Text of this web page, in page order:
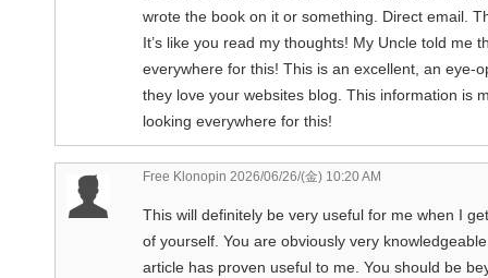
wrote the book on it or something. Direct email.
It’s like you read my thoughts! My Uncle told me
everywhere for this! This is an excellent, an eye-
they love your websites blog. This information is
looking everywhere for this!
Free Klonopin 2026/06/26/(金) 10:20 AM
This will definitely be very useful for me when I
of yourself. You are obviously very
article has proven useful to me. You should be